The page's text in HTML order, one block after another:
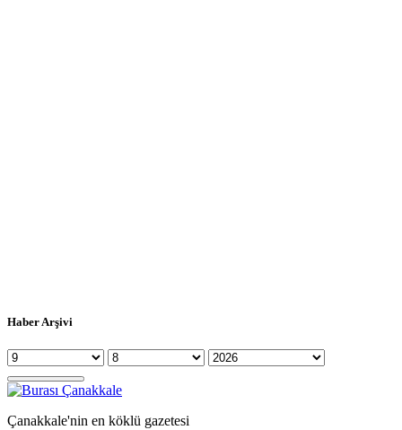
Haber Arşivi
Çanakkale'nin en köklü gazetesi